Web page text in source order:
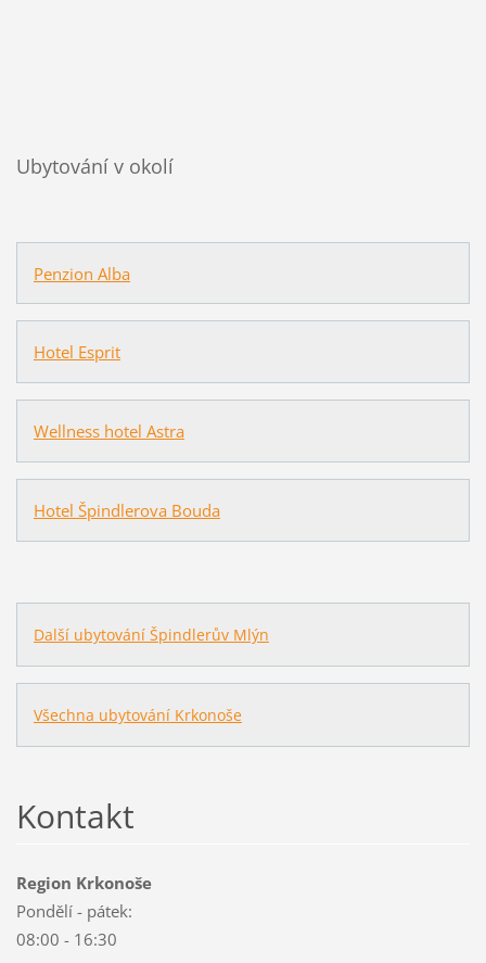
Ubytování v okolí
Penzion Alba
Hotel Esprit
Wellness hotel Astra
Hotel Špindlerova Bouda
Další ubytování Špindlerův Mlýn
Všechna ubytování Krkonoše
Kontakt
Region Krkonoše
Pondělí - pátek:
08:00 - 16:30